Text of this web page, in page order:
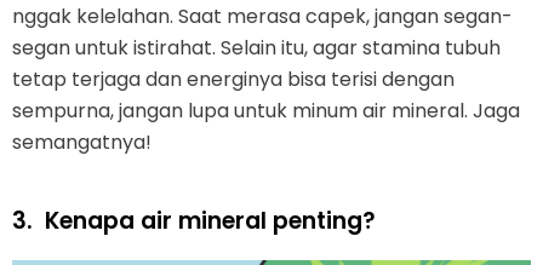
nggak kelelahan. Saat merasa capek, jangan segan-
segan untuk istirahat. Selain itu, agar stamina tubuh
tetap terjaga dan energinya bisa terisi dengan
sempurna, jangan lupa untuk minum air mineral. Jaga
semangatnya!
3. Kenapa air mineral penting?